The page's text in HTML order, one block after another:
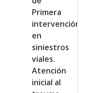
Primera
intervención
en
siniestros
viales.
Atención
inicial al